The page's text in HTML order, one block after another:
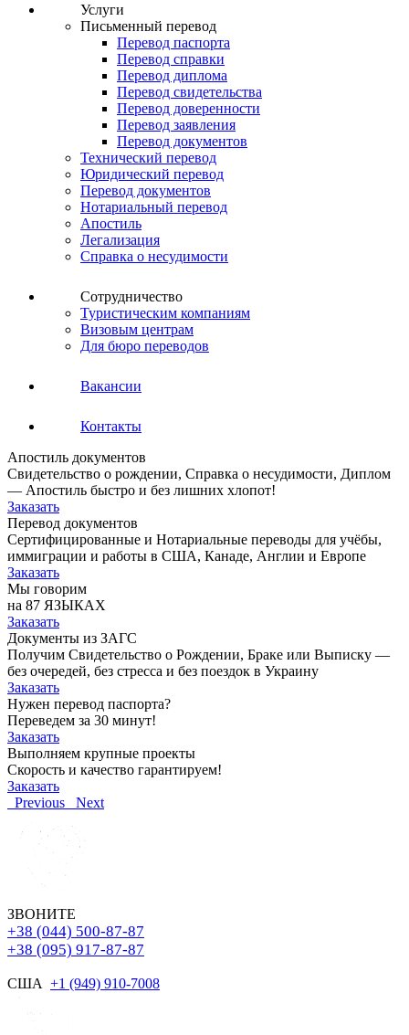
Услуги
Письменный перевод
Перевод паспорта
Перевод справки
Перевод диплома
Перевод свидетельства
Перевод доверенности
Перевод заявления
Перевод документов
Технический перевод
Юридический перевод
Перевод документов
Нотариальный перевод
Апостиль
Легализация
Справка о несудимости
Сотрудничество
Туристическим компаниям
Визовым центрам
Для бюро переводов
Вакансии
Контакты
Апостиль документов
Свидетельство о рождении, Справка о несудимости, Диплом
— Апостиль быстро и без лишних хлопот!
Заказать
Перевод документов
Сертифицированные и Нотариальные переводы для учёбы,
иммиграции и работы в США, Канаде, Англии и Европе
Заказать
Мы говорим
на 87 ЯЗЫКАХ
Заказать
Документы из ЗАГС
Получим Свидетельство о Рождении, Браке или Выписку —
без очередей, без стресса и без поездок в Украину
Заказать
Нужен перевод паспорта?
Переведем за 30 минут!
Заказать
Выполняем крупные проекты
Скорость и качество гарантируем!
Заказать
Previous
Next
ЗВОНИТЕ
+38 (044) 500-87-87
+38 (095) 917-87-87
США +1 (949) 910-7008